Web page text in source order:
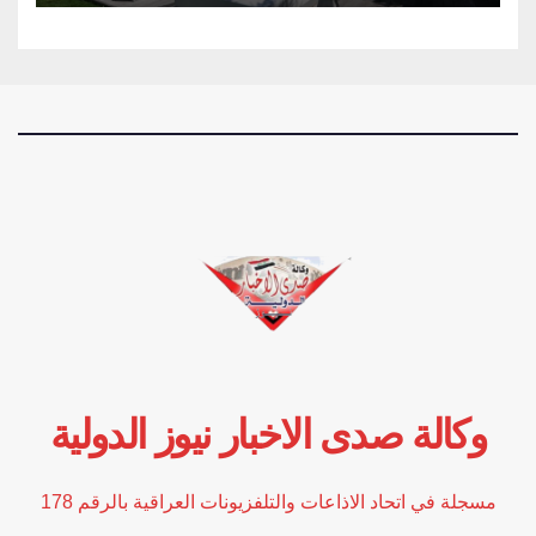
وكالة صدى الاخبار نيوز الدولية
مسجلة في اتحاد الاذاعات والتلفزيونات العراقية بالرقم 178